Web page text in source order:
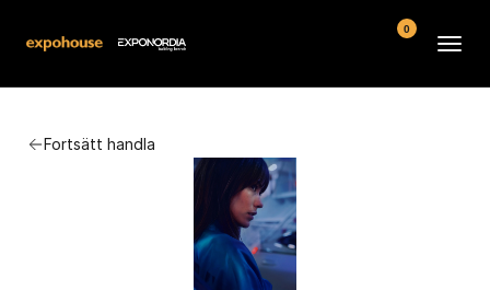
Fortsätt handla
Kontakt
Köpvillkor
0